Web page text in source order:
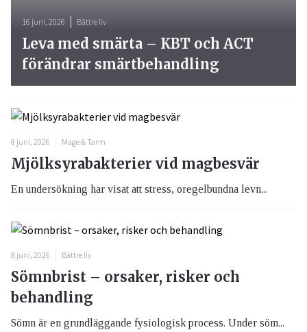
16 juni, 2026 Bättre liv
Leva med smärta – KBT och ACT
förändrar smärtbehandling
8 juni, 2026 Mage & Tarm
Mjölksyrabakterier vid magbesvär
En undersökning har visat att stress, oregelbundna levn...
8 juni, 2026 Bättre liv
Sömnbrist – orsaker, risker och
behandling
Sömn är en grundläggande fysiologisk process. Under söm...